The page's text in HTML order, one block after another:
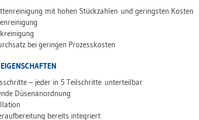
mit hohen Stückzahlen und geringsten Kosten
bei geringen Prozesskosten
– jeder in 5 Teilschritte unterteilbar
Düsenanordnung
bereits integriert